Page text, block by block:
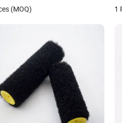
(MOQ) 1